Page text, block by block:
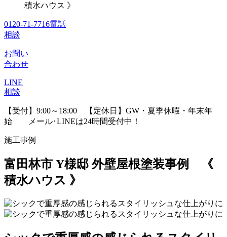
積水ハウス 》
0120-71-7716電話
相談
お問い
合わせ
LINE
相談
【受付】9:00～18:00 【定休日】GW・夏季休暇・年末年
始 メール･LINEは24時間受付中！
施工事例
富田林市 Y様邸 外壁屋根塗装事例 《
積水ハウス 》